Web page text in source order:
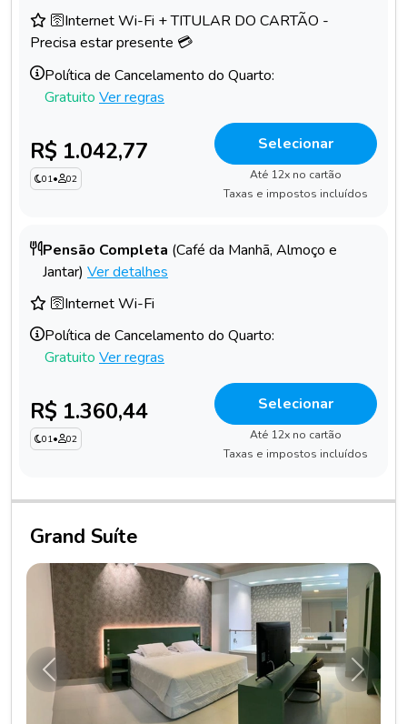
🛜Internet Wi-Fi + TITULAR DO CARTÃO -
Precisa estar presente 💳
Política de Cancelamento do Quarto:
Gratuito Ver regras
R$ 1.042,77
01• 02
Selecionar
Até 12x no cartão
Taxas e impostos incluídos
Pensão Completa (Café da Manhã, Almoço e
Jantar) Ver detalhes
🛜Internet Wi-Fi
Política de Cancelamento do Quarto:
Gratuito Ver regras
R$ 1.360,44
01• 02
Selecionar
Até 12x no cartão
Taxas e impostos incluídos
Grand Suíte
Anterior